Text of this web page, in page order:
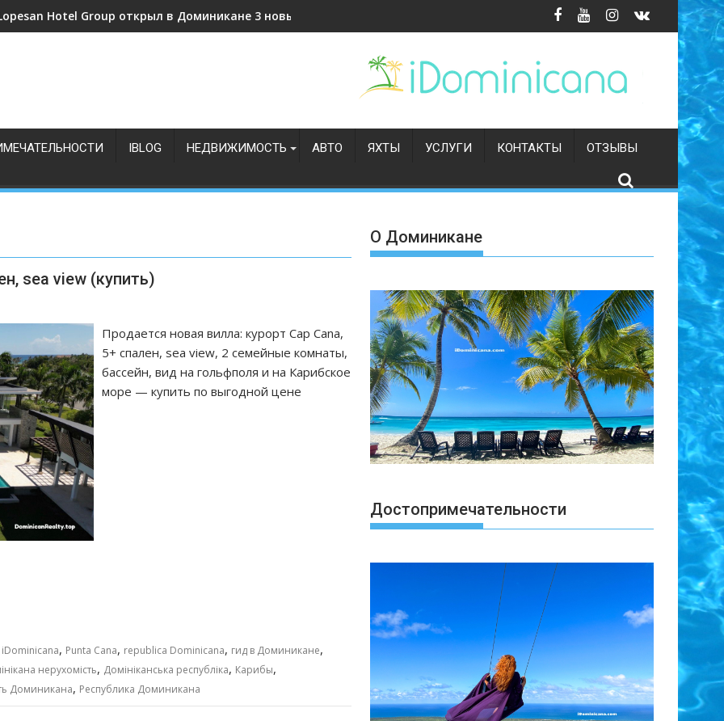
Hotel Group открыл в Доминикане 3 новых отеля
IBLOG НЕДВИЖИМОСТЬ АВТО ЯХТЫ УСЛУГИ КОНТАКТЫ ОТЗЫВЫ
sea view (купить)
Продается новая вилла: курорт Cap Cana,
5+ спален, sea view, 2 семейные комнаты,
бассейн, вид на гольфполя и на Карибское
море — купить по выгодной цене
iDominicana, Punta Cana, republica Dominicana, гид в Доминикане,
нерухомість, Домініканська республіка, Карибы,
Доминикана, Республика Доминикана
О Доминикане
Достопримечательности